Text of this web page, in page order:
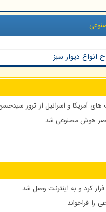
دیوار سبز
آمریکا و اسرائیل از ترور سیدحسن
کرد و به اینترنت وصل شد
فراخواند